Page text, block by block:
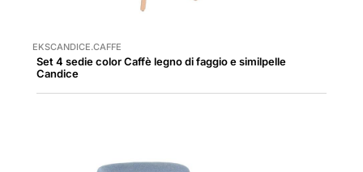
EKSCANDICE.CAFFE
Set 4 sedie color Caffè legno di faggio e similpelle
Candice